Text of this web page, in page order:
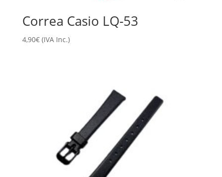
Correa Casio LQ-53
4,90€ (IVA Inc.)